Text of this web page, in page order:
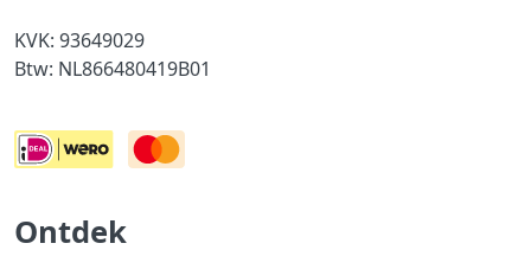
KVK: 93649029
Btw: NL866480419B01
Ontdek